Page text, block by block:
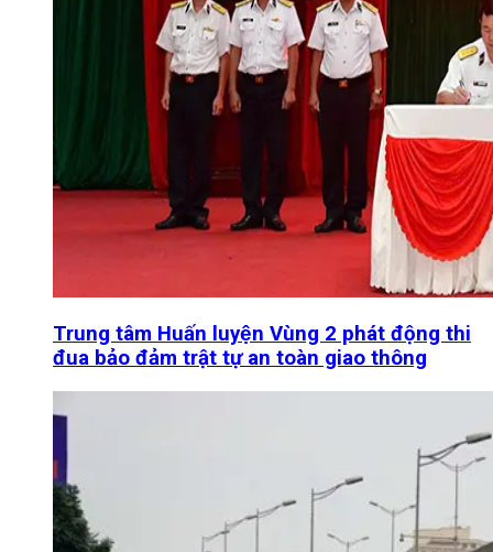
Trung tâm Huấn luyện Vùng 2 phát động thi
đua bảo đảm trật tự an toàn giao thông